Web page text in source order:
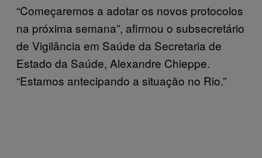
“Começaremos a adotar os novos protocolos
na próxima semana”, afirmou o subsecretário
de Vigilância em Saúde da Secretaria de
Estado da Saúde, Alexandre Chieppe.
“Estamos antecipando a situação no Rio.”